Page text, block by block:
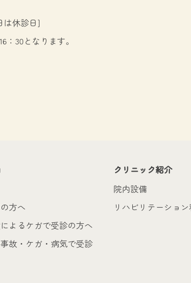
は休診日]
：30となります。
方へ
よるケガで受診の方へ
故・ケガ・病気で受診
クリニック紹介
院内設備
リハビリテーショ